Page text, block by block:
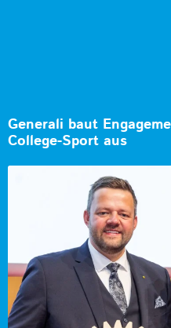
Generali baut
College-Sport aus